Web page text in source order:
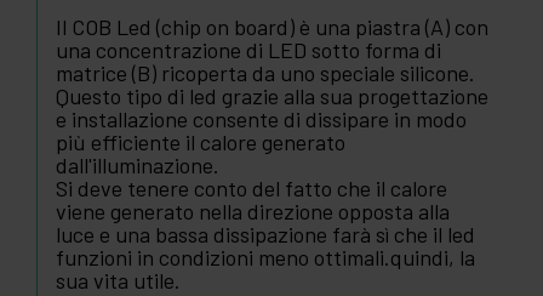
Il COB Led (chip on board) è una piastra (A) con
una concentrazione di LED sotto forma di
matrice (B) ricoperta da uno speciale silicone.
Questo tipo di led grazie alla sua progettazione
e installazione consente di dissipare in modo
più efficiente il calore generato
dall'illuminazione.
Si deve tenere conto del fatto che il calore
viene generato nella direzione opposta alla
luce e una bassa dissipazione farà sì che il led
funzioni in condizioni meno ottimali.quindi, la
sua vita utile.